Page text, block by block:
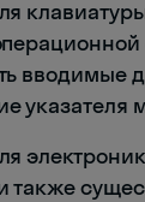
вводимые
указателя
также